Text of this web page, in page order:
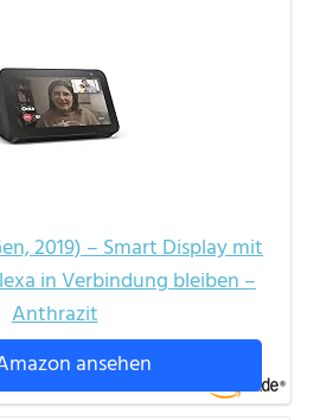
2019) – Smart Display mit
in Verbindung bleiben –
Anthrazit
ansehen